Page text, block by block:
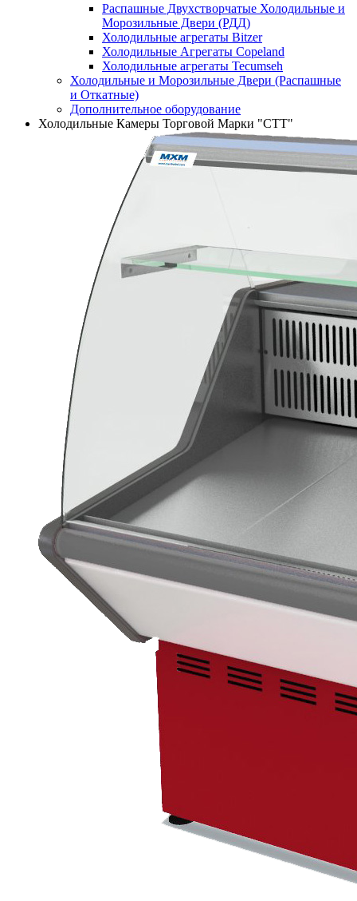
Распашные Двухстворчатые Холодильные и
Морозильные Двери (РДД)
Холодильные агрегаты Bitzer
Холодильные Агрегаты Copeland
Холодильные агрегаты Tecumseh
Холодильные и Морозильные Двери (Распашные
и Откатные)
Дополнительное оборудование
Холодильные Камеры Торговой Марки "СТТ"